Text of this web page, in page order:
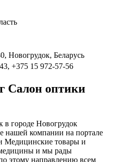
Новогрудок, Беларусь
+375 15 972-57-56
Салон оптики
городе Новогрудок
нашей компании на портале
Медицинские товары и
медицины и мы рады
этому направлению всем